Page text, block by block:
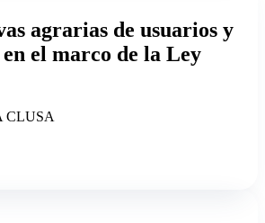
agrarias de usuarios y
el marco de la Ley
CLUSA